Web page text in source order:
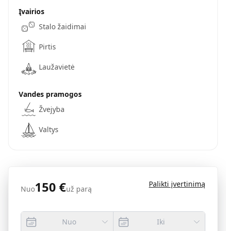
Įvairios
Stalo žaidimai
Pirtis
Laužavietė
Vandes pramogos
Žvejyba
Valtys
Nuo150 €už parą
Palikti įvertinimą
Nuo Iki